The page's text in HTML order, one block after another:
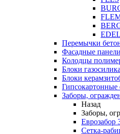
EDEL
Перемычки
Фасадные
Колодцы
Блоки
Блоки
Гипсокартонные
Заборы,
Назад
Заборы,
Еврозабор
Сетка-